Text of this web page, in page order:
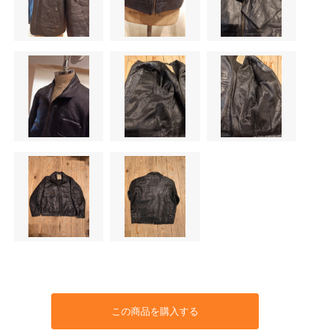
この商品を購入する